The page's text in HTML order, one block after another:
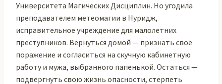
Университета Магических Дисциплин. Но угодила
преподавателем метеомагии в Нуридж,
исправительное учреждение для малолетних
преступников. Вернуться домой — признать своё
поражение и согласиться на скучную кабинетную
работу и мужа, выбранного папенькой. Остаться —
подвергнуть свою жизнь опасности, стерпеть